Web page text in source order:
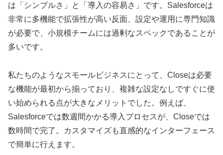
は「シンプルさ」と「導入の容易さ」です。Salesforceは
非常に多機能で拡張性が高い反面、設定や運用に専門知識
が必要で、小規模チームには過剰なスペックであることが
多いです。
私たちのようなスモールビジネスにとって、Closeは必要
な機能が最初から揃っており、複雑な設定なしですぐに使
い始められる点が大きなメリットでした。例えば、
Salesforceでは数週間かかる導入プロセスが、Closeでは
数時間で完了。カスタマイズも直感的なインターフェース
で簡単に行えます。